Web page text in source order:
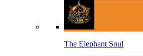
The Elephant Soul